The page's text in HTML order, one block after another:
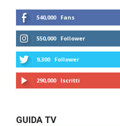
540,000 Fans
550,000 Follower
9,300 Follower
290,000 Iscritti
GUIDA TV